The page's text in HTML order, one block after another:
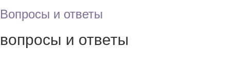
Вопросы и ответы
вопросы и ответы